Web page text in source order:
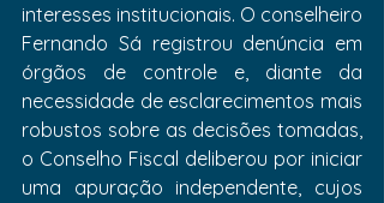
interesses institucionais. O conselheiro
Fernando Sá registrou denúncia em
órgãos de controle e, diante da
necessidade de esclarecimentos mais
robustos sobre as decisões tomadas,
o Conselho Fiscal deliberou por iniciar
uma apuração independente, cujos